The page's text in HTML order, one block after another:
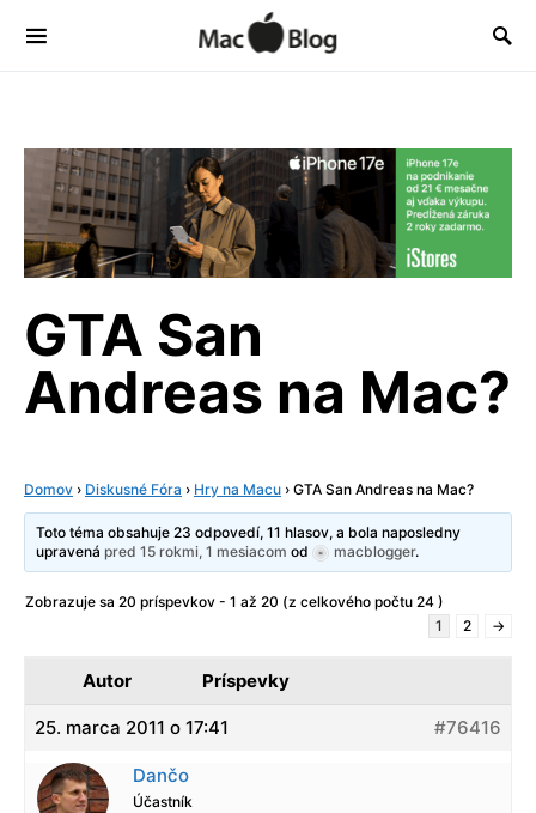
GTA San
Andreas na Mac?
Domov › Diskusné Fóra › Hry na Macu › GTA San Andreas na Mac?
Toto téma obsahuje 23 odpovedí, 11 hlasov, a bola naposledny
upravenápred 15 rokmi, 1 mesiacom od macblogger.
Zobrazuje sa 20 príspevkov - 1 až 20 (z celkového počtu 24 )
1
2 →
Autor Príspevky
25. marca 2011 o 17:41 #76416
Dančo
Účastník